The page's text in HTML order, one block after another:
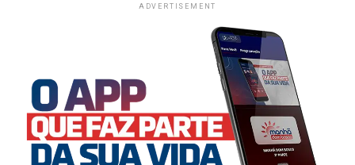
ADVERTISEMENT